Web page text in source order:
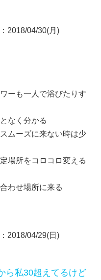
：2018/04/30(月)
ーも一人で浴びたりす
なく分かる
ムーズに来ない時は少
場所をコロコロ変える
わせ場所に来る
：2018/04/29(日)
ら私30超えてるけど